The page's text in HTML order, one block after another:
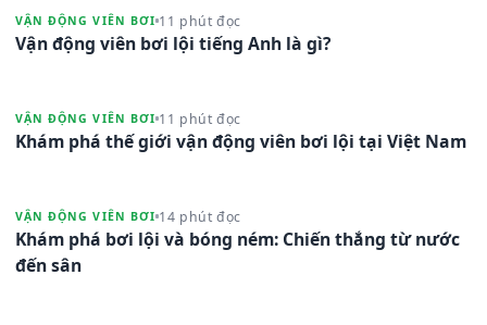
VẬN ĐỘNG VIÊN BƠI 11 phút đọc
Vận động viên bơi lội tiếng Anh là gì?
VẬN ĐỘNG VIÊN BƠI 11 phút đọc
Khám phá thế giới vận động viên bơi lội tại Việt Nam
VẬN ĐỘNG VIÊN BƠI 14 phút đọc
Khám phá bơi lội và bóng ném: Chiến thắng từ nước
đến sân